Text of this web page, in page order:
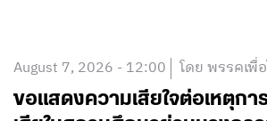
August 7, 2026 - 12:00 โดย พรรคเพื่
ขอแสดงความเสียใจต่อเหตุก